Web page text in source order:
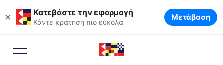
× Κατεβάστε την εφαρμογή
Κάντε κράτηση πιο εύκολα Μετάβαση